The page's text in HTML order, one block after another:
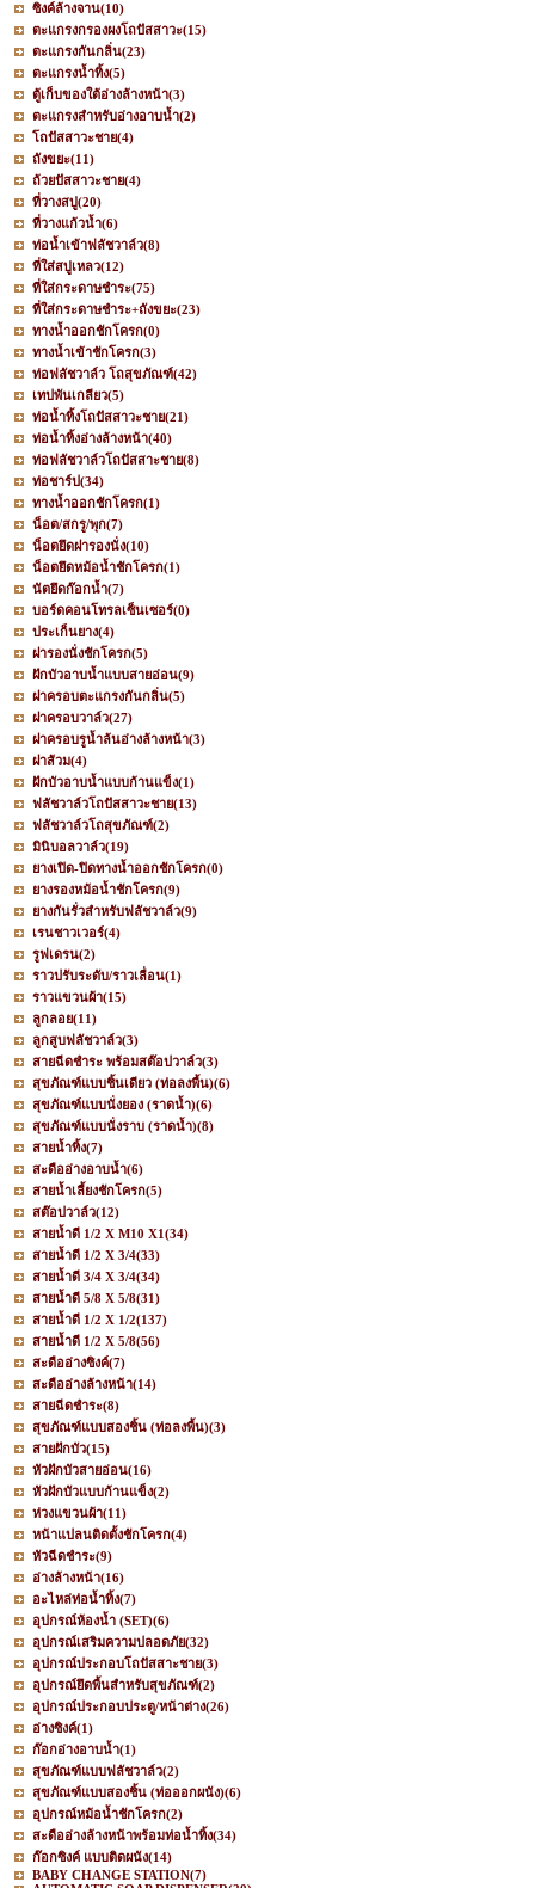
ซิงค์ล้างจาน(10)
ตะแกรงกรองผงโถปัสสาวะ(15)
ตะแกรงกันกลิ่น(23)
ตะแกรงน้ำทิ้ง(5)
ตู้เก็บของใต้อ่างล้างหน้า(3)
ตะแกรงสำหรับอ่างอาบน้ำ(2)
โถปัสสาวะชาย(4)
ถังขยะ(11)
ถ้วยปัสสาวะชาย(4)
ที่วางสบู่(20)
ที่วางแก้วน้ำ(6)
ท่อน้ำเข้าฟลัชวาล์ว(8)
ที่ใส่สบู่เหลว(12)
ที่ใส่กระดาษชำระ(75)
ที่ใส่กระดาษชำระ+ถังขยะ(23)
ทางน้ำออกชักโครก(0)
ทางน้ำเข้าชักโครก(3)
ท่อฟลัชวาล์ว โถสุขภัณฑ์(42)
เทปพันเกลียว(5)
ท่อน้ำทิ้งโถปัสสาวะชาย(21)
ท่อน้ำทิ้งอ่างล้างหน้า(40)
ท่อฟลัชวาล์วโถปัสสาะชาย(8)
ท่อชาร์ป(34)
ทางน้ำออกชักโครก(1)
น็อต/สกรู/พุก(7)
น็อตยึดฝารองนั่ง(10)
น็อตยึดหม้อน้ำชักโครก(1)
นัตยึดก๊อกน้ำ(7)
บอร์ดคอนโทรลเซ็นเซอร์(0)
ประเก็นยาง(4)
ฝารองนั่งชักโครก(5)
ฝักบัวอาบน้ำแบบสายอ่อน(9)
ฝาครอบตะแกรงกันกลิ่น(5)
ฝาครอบวาล์ว(27)
ฝาครอบรูน้ำล้นอ่างล้างหน้า(3)
ฝาส้วม(4)
ฝักบัวอาบน้ำแบบก้านแข็ง(1)
ฟลัชวาล์วโถปัสสาวะชาย(13)
ฟลัชวาล์วโถสุขภัณฑ์(2)
มินิบอลวาล์ว(19)
ยางเปิด-ปิดทางน้ำออกชักโครก(0)
ยางรองหม้อน้ำชักโครก(9)
ยางกันรั่วสำหรับฟลัชวาล์ว(9)
เรนชาวเวอร์(4)
รูฟเดรน(2)
ราวปรับระดับ/ราวเลื่อน(1)
ราวแขวนผ้า(15)
ลูกลอย(11)
ลูกสูบฟลัชวาล์ว(3)
สายฉีดชำระ พร้อมสต๊อปวาล์ว(3)
สุขภัณฑ์แบบชิ้นเดียว (ท่อลงพื้น)(6)
สุขภัณฑ์แบบนั่งยอง (ราดน้ำ)(6)
สุขภัณฑ์แบบนั่งราบ (ราดน้ำ)(8)
สายน้ำทิ้ง(7)
สะดืออ่างอาบน้ำ(6)
สายน้ำเลี้ยงชักโครก(5)
สต๊อปวาล์ว(12)
สายน้ำดี 1/2 X M10 X1(34)
สายน้ำดี 1/2 X 3/4(33)
สายน้ำดี 3/4 X 3/4(34)
สายน้ำดี 5/8 X 5/8(31)
สายน้ำดี 1/2 X 1/2(137)
สายน้ำดี 1/2 X 5/8(56)
สะดืออ่างซิงค์(7)
สะดืออ่างล้างหน้า(14)
สายฉีดชำระ(8)
สุขภัณฑ์แบบสองชิ้น (ท่อลงพื้น)(3)
สายฝักบัว(15)
หัวฝักบัวสายอ่อน(16)
หัวฝักบัวแบบก้านแข็ง(2)
ห่วงแขวนผ้า(11)
หน้าแปลนติดตั้งชักโครก(4)
หัวฉีดชำระ(9)
อ่างล้างหน้า(16)
อะไหล่ท่อน้ำทิ้ง(7)
อุปกรณ์ห้องน้ำ (SET)(6)
อุปกรณ์เสริมความปลอดภัย(32)
อุปกรณ์ประกอบโถปัสสาะชาย(3)
อุปกรณ์ยึดพื้นสำหรับสุขภัณฑ์(2)
อุปกรณ์ประกอบประตู/หน้าต่าง(26)
อ่างซิงค์(1)
ก๊อกอ่างอาบน้ำ(1)
สุขภัณฑ์แบบฟลัชวาล์ว(2)
สุขภัณฑ์แบบสองชิ้น (ท่อออกผนัง)(6)
อุปกรณ์หม้อน้ำชักโครก(2)
สะดืออ่างล้างหน้าพร้อมท่อน้ำทิ้ง(34)
ก๊อกซิงค์ แบบติดผนัง(14)
BABY CHANGE STATION(7)